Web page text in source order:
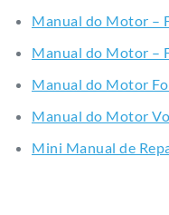
Manual do Motor –
Manual do Motor –
Manual do Motor
Manual do Motor
Mini Manual de